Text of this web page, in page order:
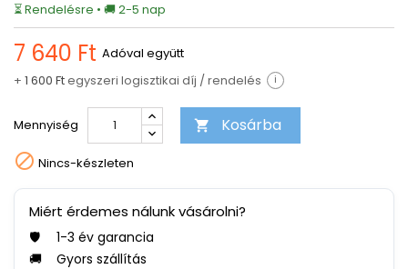
⏳ Rendelésre • 🚚 2-5 nap
7 640 Ft Adóval együtt
+ 1 600 Ftegyszeri logisztikai díj / rendelés i
Mennyiség  Kosárba
 Nincs-készleten
Miért érdemes nálunk vásárolni?
🛡️
1-3 év garancia
🚚
Gyors szállítás